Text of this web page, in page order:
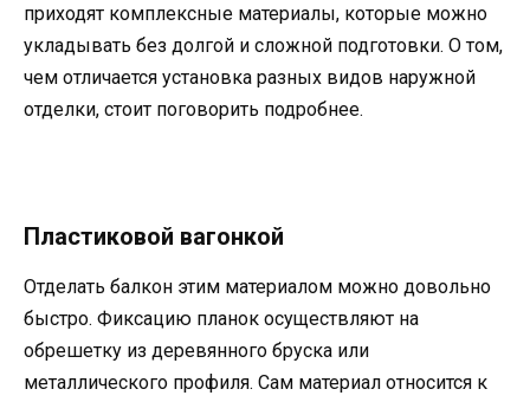
приходят комплексные материалы, которые можно
укладывать без долгой и сложной подготовки. О том,
чем отличается установка разных видов наружной
отделки, стоит поговорить подробнее.
Пластиковой вагонкой
Отделать балкон этим материалом можно довольно
быстро. Фиксацию планок осуществляют на
обрешетку из деревянного бруска или
металлического профиля. Сам материал относится к